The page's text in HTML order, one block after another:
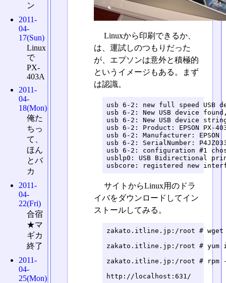
Linuxから印刷できるか、
は、運試しのつもりだった
が、エプソンは意外と積極的
というイメージもある。まず
は認識。
usb 6-2: new full speed USB
usb 6-2: New USB device
usb 6-2: New USB device
usb 6-2: Product: EPSON PX-
usb 6-2: Manufacturer: EPSON
usb 6-2: SerialNumber:
usb 6-2: configuration #1
usblp0: USB Bidirectional
usbcore: registered new
サイトからLinux用のドラ
イバをダウンロードしてイン
ストールしてみる。
zakato.itline.jp:/root # wget
zakato.itline.jp:/root # yum
zakato.itline.jp:/root # rpm -
http://localhost:631/
ン
2011-
04-
17(Sun)
Linux
で
PX-
403A
2011-
04-
18(Mon)
俺た
ちっ
て、
ほん
とバ
カ
2011-
04-
22(Fri)
合宿
★マ
ギカ
終了
2011-
04-
25(Mon)